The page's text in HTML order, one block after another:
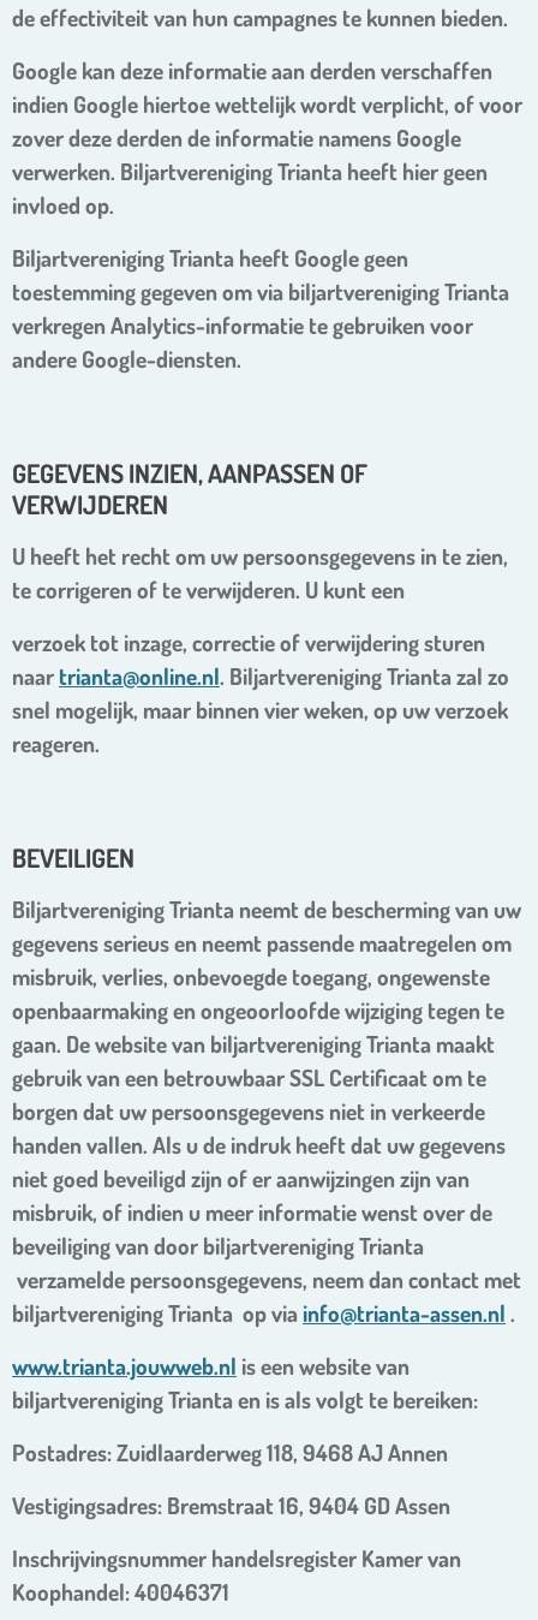
de effectiviteit van hun campagnes te kunnen bieden.
Google kan deze informatie aan derden verschaffen
indien Google hiertoe wettelijk wordt verplicht, of voor
zover deze derden de informatie namens Google
verwerken. Biljartvereniging Trianta heeft hier geen
invloed op.
Biljartvereniging Trianta heeft Google geen
toestemming gegeven om via biljartvereniging Trianta
verkregen Analytics-informatie te gebruiken voor
andere Google-diensten.
GEGEVENS INZIEN, AANPASSEN OF
VERWIJDEREN
U heeft het recht om uw persoonsgegevens in te zien,
te corrigeren of te verwijderen. U kunt een
verzoek tot inzage, correctie of verwijdering sturen
naar trianta@online.nl. Biljartvereniging Trianta zal zo
snel mogelijk, maar binnen vier weken, op uw verzoek
reageren.
BEVEILIGEN
Biljartvereniging Trianta neemt de bescherming van uw
gegevens serieus en neemt passende maatregelen om
misbruik, verlies, onbevoegde toegang, ongewenste
openbaarmaking en ongeoorloofde wijziging tegen te
gaan. De website van biljartvereniging Trianta maakt
gebruik van een betrouwbaar SSL Certificaat om te
borgen dat uw persoonsgegevens niet in verkeerde
handen vallen. Als u de indruk heeft dat uw gegevens
niet goed beveiligd zijn of er aanwijzingen zijn van
misbruik, of indien u meer informatie wenst over de
beveiliging van door biljartvereniging Trianta
verzamelde persoonsgegevens, neem dan contact met
biljartvereniging Trianta op via info@trianta-assen.nl .
www.trianta.jouwweb.nl is een website van
biljartvereniging Trianta en is als volgt te bereiken:
Postadres: Zuidlaarderweg 118, 9468 AJ Annen
Vestigingsadres: Bremstraat 16, 9404 GD Assen
Inschrijvingsnummer handelsregister Kamer van
Koophandel: 40046371